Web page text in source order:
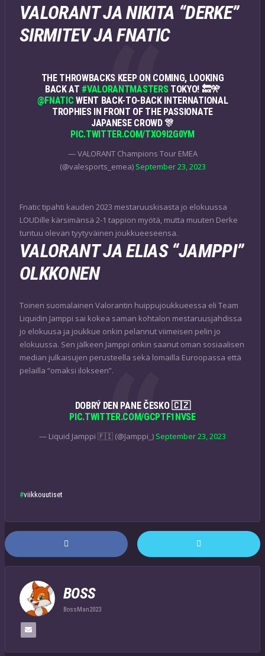
VALORANT JA NIKITA “DERKE”
SIRMITEV JA FNATIC
THE THROWBACKS KEEP ON COMING, LOOKING
BACK AT #VALORANTMASTERSTOKYO! 🔙🎌
@FNATIC WENT BACK-TO-BACK INTERNATIONAL
TROPHIES IN FRONT OF THE PASSIONATE
JAPANESE CROWD 🎊
PIC.TWITTER.COM/TXO9I2G0YM
— VALORANT Champions Tour EMEA
(@valesports_emea) September 23, 2023
Fnatic tipahti kauden 2023 mestaruuskisasta jo elokuussa
LOUDille kärsimänsä 2-1 tappion myötä, mutta muuten Derke
tuntuu olevan tyytyväinen joukkueeseensa.
VALORANT JA ELIAS “JAMPPI”
OLKKONEN
Toinen suomalainen Valorantin huippujoukkueessa eli Team
Liquidin Jamppi sai kokea saman kohtalon mestaruusjahdissa
jo elokuusa ja joukkue onkin pelannut viimeisen pelin jo
elokuussa. Sen jälkeen Jamppi onkin saanut oman sosiaalisen
median julkaisujen perusteella sekä lomailla Euroopassa että
pelailla “omaksi ilokseen”.
DOBRÝ DEN PANE ČESKO 🇨🇿
PIC.TWITTER.COM/GCPTF1NVSE
— Liquid Jamppi 🇫🇮 (@Jamppi_) September 23, 2023
viikkouutiset
BOSS
BossMan2023